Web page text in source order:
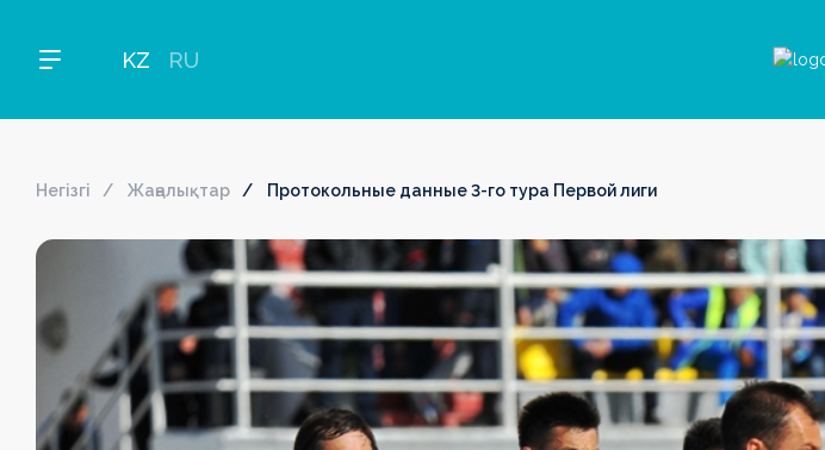
KZ RU
Негізгі Жаңалықтар Протокольные данные 3-го тура Первой лиги